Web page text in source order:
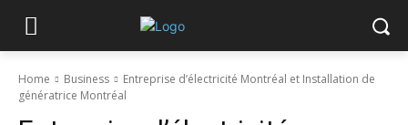
Home Business
Entreprise d’électricité Montréal et Installation de
génératrice Montréal